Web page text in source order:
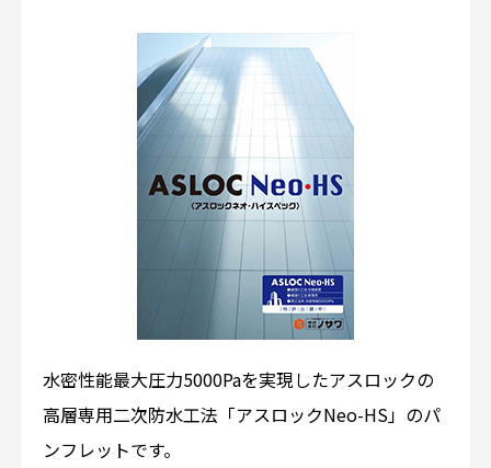
水密性能最大圧力5000Paを実現したアスロックの
高層専用二次防水工法「アスロックNeo-HS」のパ
ンフレットです。